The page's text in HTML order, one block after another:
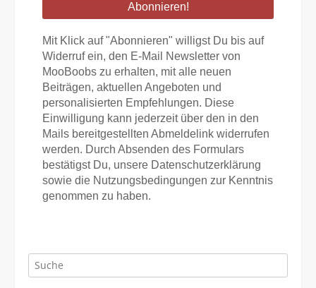
Mit Klick auf "Abonnieren" willigst Du bis auf
Widerruf ein, den E-Mail Newsletter von
MooBoobs zu erhalten, mit alle neuen
Beiträgen, aktuellen Angeboten und
personalisierten Empfehlungen. Diese
Einwilligung kann jederzeit über den in den
Mails bereitgestellten Abmeldelink widerrufen
werden. Durch Absenden des Formulars
bestätigst Du, unsere Datenschutzerklärung
sowie die Nutzungsbedingungen zur Kenntnis
genommen zu haben.